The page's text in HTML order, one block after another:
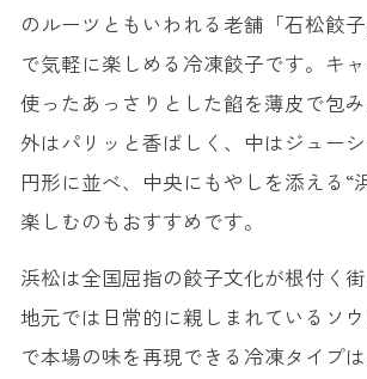
のルーツともいわれる老舗「石松餃
で気軽に楽しめる冷凍餃子です。キ
使ったあっさりとした餡を薄皮で包
外はパリッと香ばしく、中はジューシ
円形に並べ、中央にもやしを添える“
楽しむのもおすすめです。
浜松は全国屈指の餃子文化が根付く街
地元では日常的に親しまれているソ
で本場の味を再現できる冷凍タイプ